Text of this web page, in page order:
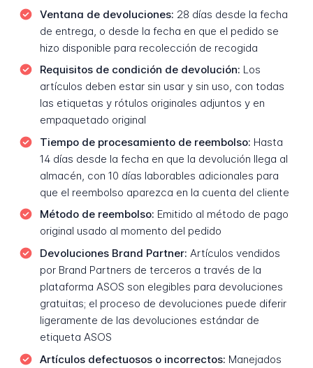
Ventana de devoluciones: 28 días desde la fecha
de entrega, o desde la fecha en que el pedido se
hizo disponible para recolección de recogida
Requisitos de condición de devolución: Los
artículos deben estar sin usar y sin uso, con todas
las etiquetas y rótulos originales adjuntos y en
empaquetado original
Tiempo de procesamiento de reembolso: Hasta
14 días desde la fecha en que la devolución llega al
almacén, con 10 días laborables adicionales para
que el reembolso aparezca en la cuenta del cliente
Método de reembolso: Emitido al método de pago
original usado al momento del pedido
Devoluciones Brand Partner: Artículos vendidos
por Brand Partners de terceros a través de la
plataforma ASOS son elegibles para devoluciones
gratuitas; el proceso de devoluciones puede diferir
ligeramente de las devoluciones estándar de
etiqueta ASOS
Artículos defectuosos o incorrectos: Manejados